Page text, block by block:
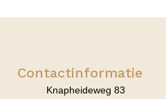
Contactinformatie
Knapheideweg 83